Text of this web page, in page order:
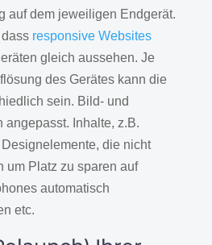
auf dem jeweiligen Endgerät.
responsive Websites
gleich aussehen. Je
des Gerätes kann die
sein. Bild- und
angepasst. Inhalte, z.B.
die nicht
um Platz zu sparen auf
automatisch
etc.